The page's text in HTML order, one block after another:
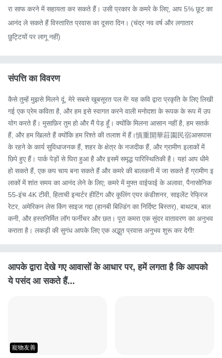
रा साफ करने में सहायता कर सकते हैं। उसी प्रकार के कमरे के लिए, आप 5% छूट का
आनंद ले सकते हैं विस्तारित प्रवास का दूसरा दिन। (चंद्र नव वर्ष और लगातार
छुट्टियों पर लागू नहीं)
संपत्ति का विवरण
कैसे तुम्हें मुझसे मिलने दूं, मेरे सबसे खूबसूरत पल में! यह कवि द्वारा प्रकृति के लिए लिखी
गई एक प्रेम कविता है, और हम इसे स्वागत करने वाली मनोदशा के रूपक के रूप में उप
योग करते हैं। मुसाफ़िर तुम हो और मैं पेड़ हूँ। क्योंकि मिलना आसान नहीं है, हम सतर्क
हैं, और हम खिलते हैं क्योंकि हम रिश्ते की तलाश में हैं।慎重開華莊園民宿आसपास
के रहने के कार्य सुविधाजनक हैं, शहर के क्षेत्र के नजदीक हैं, और ग्रामीण इलाकों में
छिपे हुए हैं। पार्क पेड़ों से घिरा हुआ है और इसमें समृद्ध पारिस्थितिकी है। यहां आप धीमे
हो सकते हैं, एक कप चाय बना सकते हैं और कमरे की बालकनी में जा सकते हैं ग्रामीण इ
लाकों में शांत समय का आनंद लेने के लिए; कमरे में मुफ्त वाईफाई के अलावा, पैनासोनिक
55-इंच 4K टीवी, हिताची इन्वर्टर हीटिंग और कूलिंग एयर कंडीशनर, साइलेंट रेफ्रिज
रेटर, अमेरिकन लेस किंग साइज गद्दा (हानबी बिल्डिंग का निर्दिष्ट बिस्तर), बाथटब, बाल
कनी, और हस्तनिर्मित लॉग फर्नीचर और छत। पूरा कमरा एक सुंदर वातावरण का अनुभव
कराता है। लकड़ी की सुगंध आपके लिए एक अद्भुत प्रवास अनुभव शुरू कर देगी!
आपके द्वारा देखे गए आवासों के आधार पर, हमें लगता है कि आपको
ये पसंद आ सकते हैं...
寵物友善